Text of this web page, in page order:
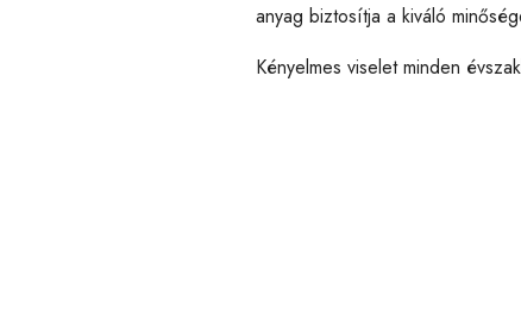
anyag biztosítja a kiváló
Kényelmes viselet minden